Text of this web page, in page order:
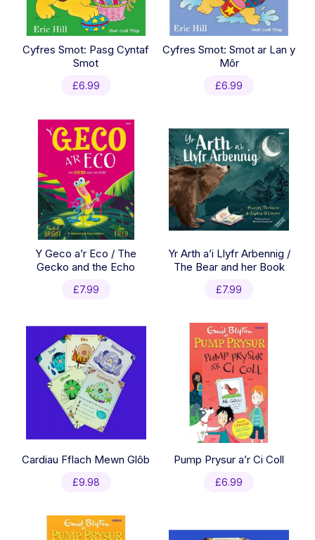
Cyfres Smot: Pasg Cyntaf
Smot
£6.99
Cyfres Smot: Smot ar Lan y
Môr
£6.99
Y Geco a’r Eco / The
Gecko and the Echo
£7.99
Yr Arth a’i Llyfr Arbennig /
The Bear and her Book
£7.99
Cardiau Fflach Mewn Glôb
£9.98
Pump Prysur a’r Ci Coll
£6.99